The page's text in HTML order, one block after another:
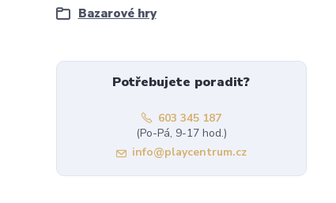
Bazarové hry
Potřebujete poradit?
603 345 187
(Po-Pá, 9-17 hod.)
info@playcentrum.cz